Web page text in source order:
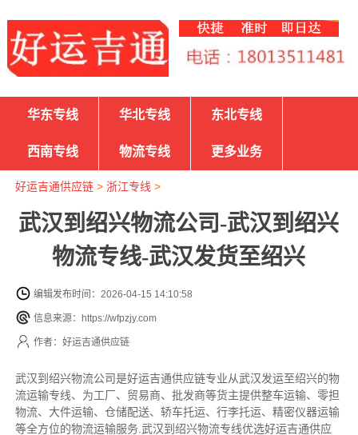
华东专线 华北专线 东北专线
西南专线 物流专线 更多业务
好运吉通供应链> 浙江专线 >
武汉到绍兴物流公司-武汉到绍兴
物流专线-武汉发货至绍兴
编辑发布时间：2026-04-15 14:10:58
信息来源：https://wfpzjy.com
作者：好运吉通供应链
武汉到绍兴物流公司是好运吉通供应链专业从武汉发运至绍兴的物
流运输专线、为工厂、贸易商、批发商等货主提供整车运输、零担
物流、大件运输、仓储配送、轿车托运、行李托运、精密仪器运输
等全方位的物流运输服务.武汉到绍兴物流专线优选好运吉通供应